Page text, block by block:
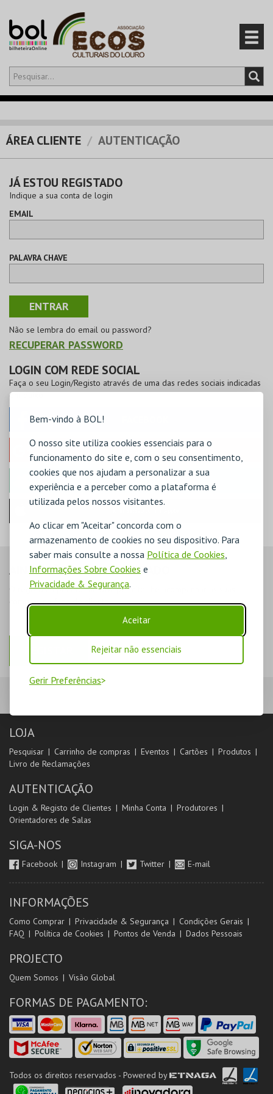
Bem-vindo à BOL!
O nosso site utiliza cookies essenciais para o
funcionamento do site e, com o seu consentimento,
cookies que nos ajudam a personalizar a sua
experiência e a perceber como a plataforma é
utilizada pelos nossos visitantes.
Ao clicar em "Aceitar" concorda com o
armazenamento de cookies no seu dispositivo. Para
saber mais consulte a nossa Política de Cookies
Informações Sobre Cookies e
Privacidade & Segurança.
Aceitar
Rejeitar não essenciais
Gerir Preferências
Olá,iniciar sessão
EVENTOS
CARTÕES
PRODUTOS
ÁREA CLIENTE AUTENTICAÇÃO
JÁ ESTOU REGISTADO
Indique a sua conta de login
EMAIL
PALAVRA CHAVE
Não se lembra do email ou password?
RECUPERAR PASSWORD
LOGIN COM REDE SOCIAL
Faça o seu Login/Registo através de uma das redes sociais indicadas
em baixo
GOOGLE
MICROSOFT
AINDA NÃO ESTOU REGISTADO
O registo na plataforma BOL permite-lhe acompanhar as suas
compras na área de cliente.
LOJA
Pesquisar Carrinho de compras Eventos Cartões
Produtos
Livro de Reclamações
AUTENTICAÇÃO
Login & Registo de Clientes Minha Conta
Produtores
Orientadores de Salas
SIGA-NOS
Facebook Instagram Twitter E-mail
INFORMAÇÕES
Como Comprar Privacidade & Segurança
Condições Gerais
FAQ
Política de Cookies Pontos de Venda Dados Pessoais
PROJECTO
Quem Somos Visão Global
FORMAS DE PAGAMENTO:
Todos os direitos reservados - Powered by ETNAGA